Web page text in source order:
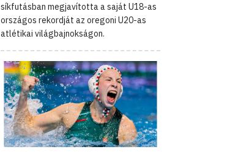
síkfutásban megjavította a saját U18-as
országos rekordját az oregoni U20-as
atlétikai világbajnokságon.